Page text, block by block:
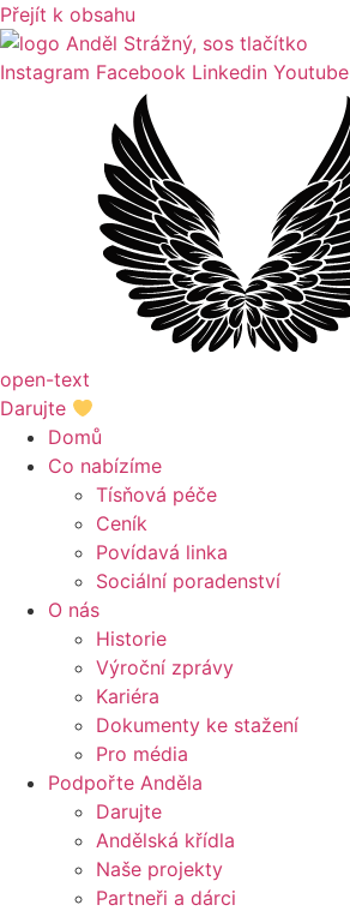
Přejít k obsahu
Instagram Facebook Linkedin Youtube
open-text
Darujte
Domů
Co nabízíme
Tísňová péče
Ceník
Povídavá linka
Sociální poradenství
O nás
Historie
Výroční zprávy
Kariéra
Dokumenty ke stažení
Pro média
Podpořte Anděla
Darujte
Andělská křídla
Naše projekty
Partneři a dárci